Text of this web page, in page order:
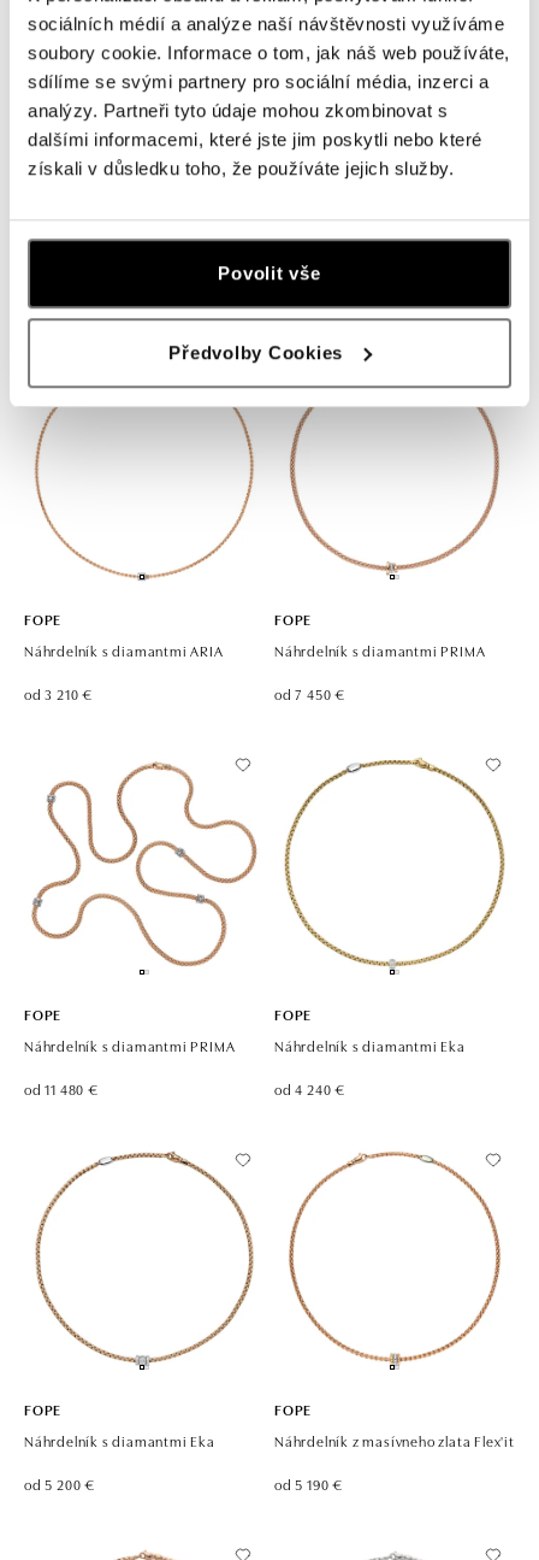
sociálních médií a analýze naší návštěvnosti využíváme
soubory cookie. Informace o tom, jak náš web používáte,
sdílíme se svými partnery pro sociální média, inzerci a
analýzy. Partneři tyto údaje mohou zkombinovat s
dalšími informacemi, které jste jim poskytli nebo které
získali v důsledku toho, že používáte jejich služby.
Povolit vše
Předvolby Cookies
FOPE
FOPE
FOPE
Náhrdelník s diamantmi ARIA
od 3 210 €
FOPE
Náhrdelník s diamantmi PRIMA
od 7 450 €
FOPE
Náhrdelník s diamantmi PRIMA
od 11 480 €
FOPE
Náhrdelník s diamantmi Eka
od 4 240 €
FOPE
Náhrdelník s diamantmi Eka
od 5 200 €
FOPE
Náhrdelník z masívneho zlata Flex'it
od 5 190 €